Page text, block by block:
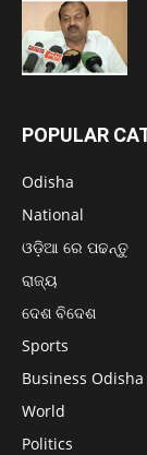
POPULAR
Odisha
National
ଓଡ଼ିଆ ରେ ପଢନ୍ତୁ
ରାଜ୍ୟ
ଦେଶ ବିଦେଶ
Sports
Business Odisha
World
Politics